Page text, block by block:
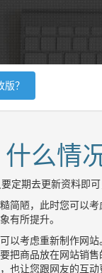
？
什么情
期去更新资料即可
陋，此时您可以考
有所提升。
考虑重新制作网站
把商品放在网站销
也让您跟网友的互动